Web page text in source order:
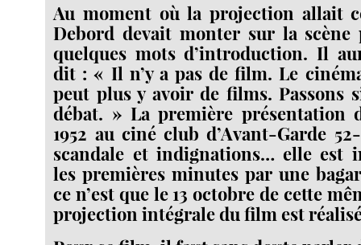
Au moment où la projection allait
Debord devait monter sur la scène
quelques mots d’introduction. Il
dit : « Il n’y a pas de film. Le
peut plus y avoir de films. Passons
débat. » La première
1952 au ciné club d’Avant-Garde
scandale et indignations… elle est
les premières minutes par une
ce n’est que le 13 octobre de cette
projection intégrale du film est